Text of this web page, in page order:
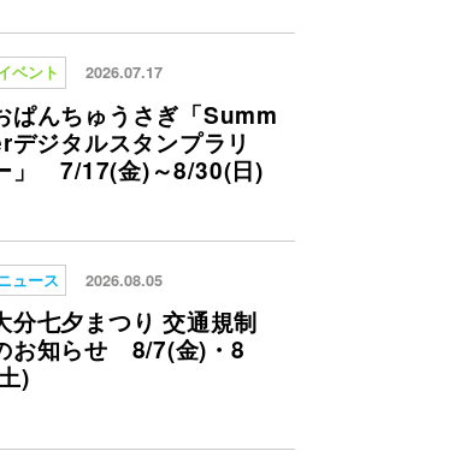
ベント 2026.07.17
ぱんちゅうさぎ「Summ
デジタルスタンプラリ
」 7/17(金)～8/30(日)
ュース 2026.08.05
分七夕まつり 交通規制
お知らせ 8/7(金)・8
)